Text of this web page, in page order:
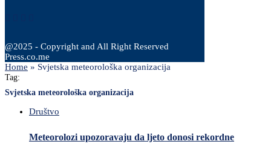
@2025 - Copyright and All Right Reserved
Press.co.me
Home » Svjetska meteorološka organizacija
Tag:
Svjetska meteorološka organizacija
Društvo
Meteorolozi upozoravaju da ljeto donosi rekordne